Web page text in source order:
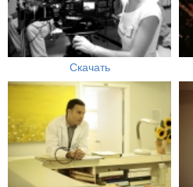
Скачать